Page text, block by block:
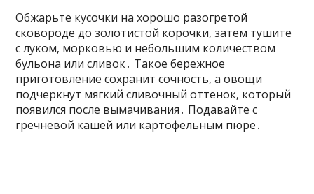
Обжарьте кусочки на хорошо разогретой
сковороде до золотистой корочки‚ затем тушите
с луком‚ морковью и небольшим количеством
бульона или сливок․ Такое бережное
приготовление сохранит сочность‚ а овощи
подчеркнут мягкий сливочный оттенок‚ который
появился после вымачивания․ Подавайте с
гречневой кашей или картофельным пюре․